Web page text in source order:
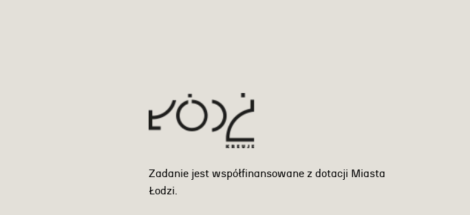
Zadanie jest współfinansowane z dotacji Miasta
Łodzi.